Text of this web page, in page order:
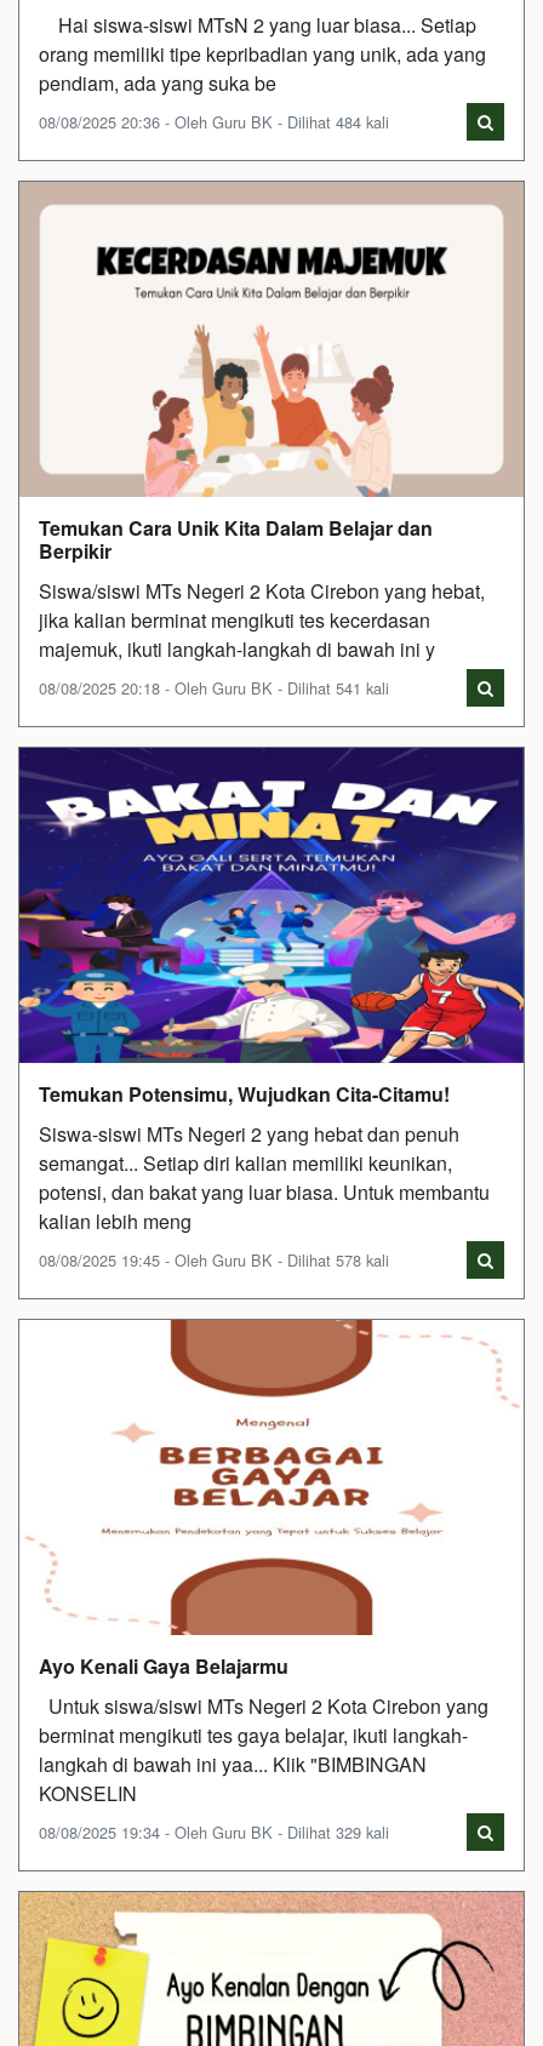
Hai siswa-siswi MTsN 2 yang luar biasa... Setiap
orang memiliki tipe kepribadian yang unik, ada yang
pendiam, ada yang suka be
08/08/2025 20:36 - Oleh Guru BK - Dilihat 484 kali
Temukan Cara Unik Kita Dalam Belajar dan
Berpikir
Siswa/siswi MTs Negeri 2 Kota Cirebon yang hebat,
jika kalian berminat mengikuti tes kecerdasan
majemuk, ikuti langkah-langkah di bawah ini y
08/08/2025 20:18 - Oleh Guru BK - Dilihat 541 kali
Temukan Potensimu, Wujudkan Cita-Citamu!
Siswa-siswi MTs Negeri 2 yang hebat dan penuh
semangat... Setiap diri kalian memiliki keunikan,
potensi, dan bakat yang luar biasa. Untuk membantu
kalian lebih meng
08/08/2025 19:45 - Oleh Guru BK - Dilihat 578 kali
Ayo Kenali Gaya Belajarmu
Untuk siswa/siswi MTs Negeri 2 Kota Cirebon yang
berminat mengikuti tes gaya belajar, ikuti langkah-
langkah di bawah ini yaa... Klik "BIMBINGAN
KONSELIN
08/08/2025 19:34 - Oleh Guru BK - Dilihat 329 kali